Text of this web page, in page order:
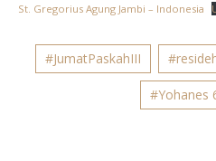
St. Gregorius Agung Jambi – Indonesia
#JumatPaskahIII
#Yohanes